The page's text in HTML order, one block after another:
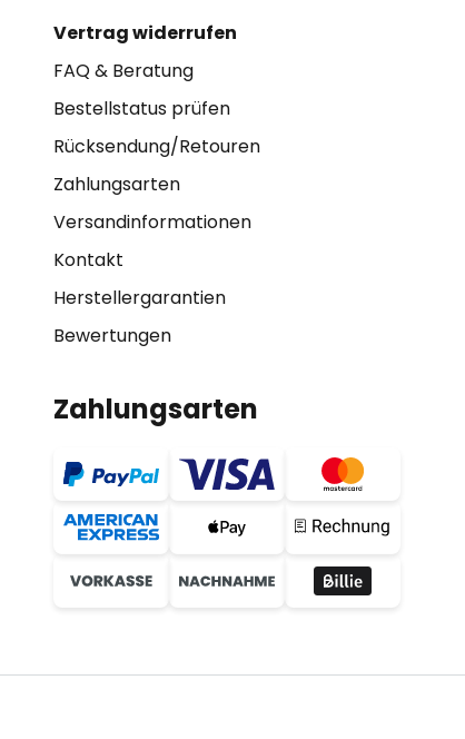
Vertrag widerrufen
FAQ & Beratung
Bestellstatus prüfen
Rücksendung/Retouren
Zahlungsarten
Versandinformationen
Kontakt
Herstellergarantien
Bewertungen
Zahlungsarten